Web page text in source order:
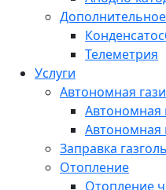
Телеметрия
Услуги
Автономная
Автономная
Автономная
Заправка
Отопление
Отопление